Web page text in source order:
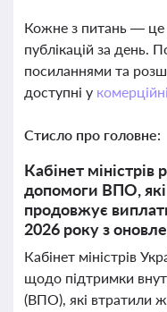
Кожне з питань — це
публікацій за день.
посиланнями та
доступні у
Стисло про головне:
Кабінет
допомоги ВПО,
продовжує
2026 року з
Кабінет міністрів
щодо підтримки
(ВПО), які втратили